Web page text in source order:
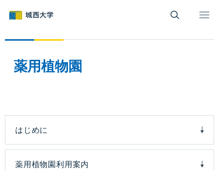
バ
シ
へ
ル
ョ
ー
薬用植物園
はじめに
薬用植物園利用案内